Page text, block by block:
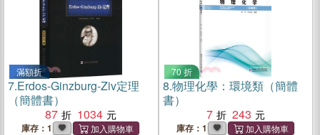
滿額折
7.Erdos-Ginzburg-Ziv定理
（簡體書）
87
1034
庫存：1
70 折
8.物理化學：環境類（簡體
書）
7
243
庫存：1